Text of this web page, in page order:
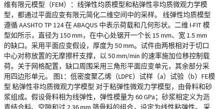
维有限元模型（FEM）：线弹性均质模型和粘弹性非均质微观力学模
型，都通过平面应变有限元简化二维空间中的采样。 线弹性均质模型
遵循 AASHTO TP 124 在 ABAQUS 中表示荷载和几何形状。二维 I-FIT 模
型如所示，直径为 150 mm，在中心处锯开一个长 15 mm、宽 1.5 mm
的缺口。采用平面应变假设，厚度为 50 mm。试件由两根相对于切口
中心对称放置的无摩擦杆支撑，以 50 mm/min 的速率施加位移控制载
荷。关于网格配置，缺口周围采用三角形平面应变单元，其余部分采
用四边形单元。 图1：低密度聚乙烯（LDPE）试样（a）试验（b）FE模
型 粘弹性非均质微观力学模型 对于粘弹性微观力学模型，由骨料和砂
浆组成。假设骨料相为线弹性，弹性模量为 60 GPa；砂浆相定义为沥
青结合料、空隙和过 2.36 mm 筛骨料的组合，设定为线性粘弹性。 采